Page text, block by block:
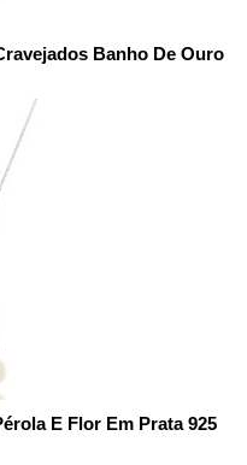
Banho De Ouro
E Flor Em Prata 925